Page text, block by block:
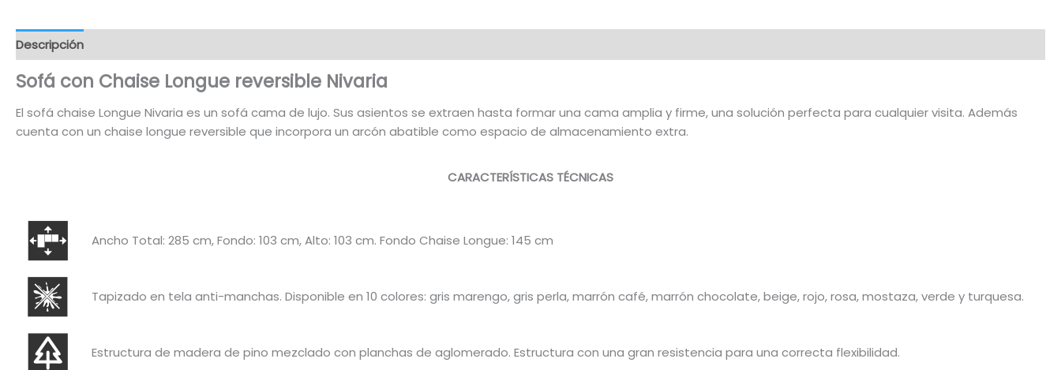
Descripción
Sofá con Chaise Longue reversible Nivaria
El sofá chaise Longue Nivaria es un sofá cama de lujo. Sus asientos se extraen hasta formar una cama amplia y firme, una solución perfecta para cualquier visita. Además
cuenta con un chaise longue reversible que incorpora un arcón abatible como espacio de almacenamiento extra.
CARACTERÍSTICAS TÉCNICAS
Ancho Total: 285 cm, Fondo: 103 cm, Alto: 103 cm. Fondo Chaise Longue: 145 cm
Tapizado en tela anti-manchas. Disponible en 10 colores: gris marengo, gris perla, marrón café, marrón chocolate, beige, rojo, rosa, mostaza, verde y turquesa.
Estructura de madera de pino mezclado con planchas de aglomerado. Estructura con una gran resistencia para una correcta flexibilidad.